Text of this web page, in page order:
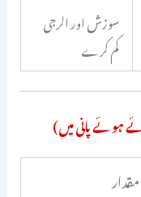
سوزش اور الرجی
کم کرے